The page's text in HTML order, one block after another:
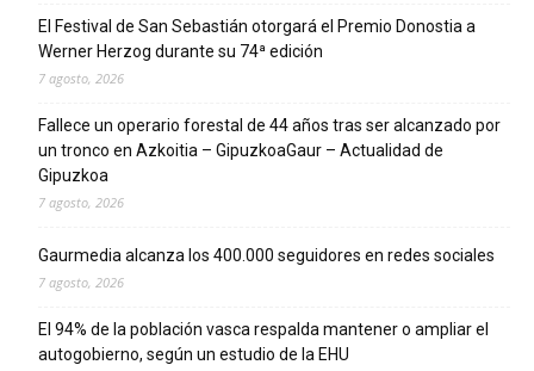
El Festival de San Sebastián otorgará el Premio Donostia a
Werner Herzog durante su 74ª edición
7 agosto, 2026
Fallece un operario forestal de 44 años tras ser alcanzado por
un tronco en Azkoitia – GipuzkoaGaur – Actualidad de
Gipuzkoa
7 agosto, 2026
Gaurmedia alcanza los 400.000 seguidores en redes sociales
7 agosto, 2026
El 94% de la población vasca respalda mantener o ampliar el
autogobierno, según un estudio de la EHU